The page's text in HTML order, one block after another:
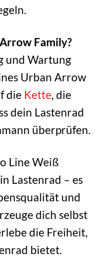
Family?
und Wartung
Urban Arrow
die Kette, die
dein Lastenrad
überprüfen.
Line Weiß
Lastenrad – es
und
dich selbst
die Freiheit,
bietet.